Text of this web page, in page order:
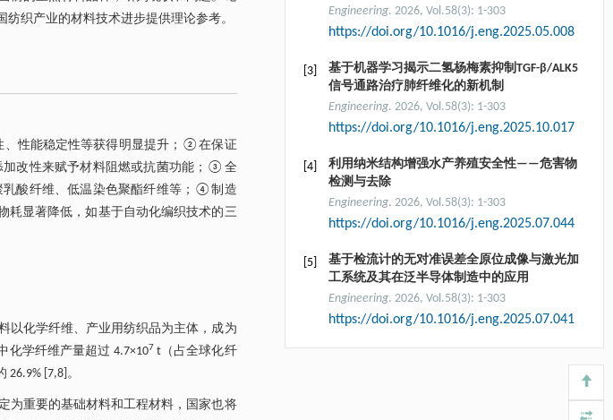
织产业的材料技术进步提供理论参考。
、性能稳定性等获得明显提升；②在保证
加改性来赋予材料阻燃或抗菌功能；③全
乳酸纤维、低温染色聚酯纤维等；④制造
耗显著降低，如基于自动化编织技术的三
以化学纤维、产业用纺织品为主体，成为
化学纤维产量超过 4.7×107 t（占全球化纤
[7,8]。
为重要的基础材料和工程材料，国家也将
Engineering. 2026, Vol.58(3): 1-303
https://doi.org/10.1016/j.eng.2025.05.008
[3]
基于机器学习揭示二氢杨梅素抑制TGF-β/ALK5
信号通路治疗肺纤维化的新机制
Engineering. 2026, Vol.58(3): 1-303
https://doi.org/10.1016/j.eng.2025.10.017
[4]
利用纳米结构增强水产养殖安全性——危害物
检测与去除
Engineering. 2026, Vol.58(3): 1-303
https://doi.org/10.1016/j.eng.2025.07.044
[5]
基于检流计的无对准误差全原位成像与激光加
工系统及其在泛半导体制造中的应用
Engineering. 2026, Vol.58(3): 1-303
https://doi.org/10.1016/j.eng.2025.07.041